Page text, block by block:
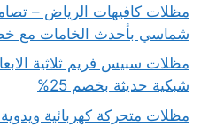
مظلات كافيهات الرياض –
شماسي بأحدث الخامات مع خصم
مظلات سبيس فريم ثلاثية
شبكية حديثة بخصم 25%
مظلات متحركة كهربائية ويدوية